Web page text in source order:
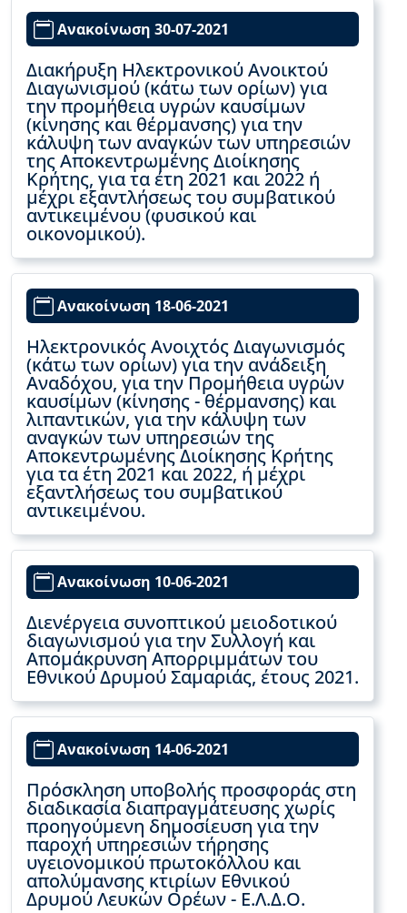
Ανακοίνωση 30-07-2021
Διακήρυξη Ηλεκτρονικού Ανοικτού
Διαγωνισμού (κάτω των ορίων) για
την προμήθεια υγρών καυσίμων
(κίνησης και θέρμανσης) για την
κάλυψη των αναγκών των υπηρεσιών
της Αποκεντρωμένης Διοίκησης
Κρήτης, για τα έτη 2021 και 2022 ή
μέχρι εξαντλήσεως του συμβατικού
αντικειμένου (φυσικού και
οικονομικού).
Ανακοίνωση 18-06-2021
Ηλεκτρονικός Ανοιχτός Διαγωνισμός
(κάτω των ορίων) για την ανάδειξη
Αναδόχου, για την Προμήθεια υγρών
καυσίμων (κίνησης - θέρμανσης) και
λιπαντικών, για την κάλυψη των
αναγκών των υπηρεσιών της
Αποκεντρωμένης Διοίκησης Κρήτης
για τα έτη 2021 και 2022, ή μέχρι
εξαντλήσεως του συμβατικού
αντικειμένου.
Ανακοίνωση 10-06-2021
Διενέργεια συνοπτικού μειοδοτικού
διαγωνισμού για την Συλλογή και
Απομάκρυνση Απορριμμάτων του
Εθνικού Δρυμού Σαμαριάς, έτους 2021.
Ανακοίνωση 14-06-2021
Πρόσκληση υποβολής προσφοράς στη
διαδικασία διαπραγμάτευσης χωρίς
προηγούμενη δημοσίευση για την
παροχή υπηρεσιών τήρησης
υγειονομικού πρωτοκόλλου και
απολύμανσης κτιρίων Εθνικού
Δρυμού Λευκών Ορέων - Ε.Λ.Δ.Ο.